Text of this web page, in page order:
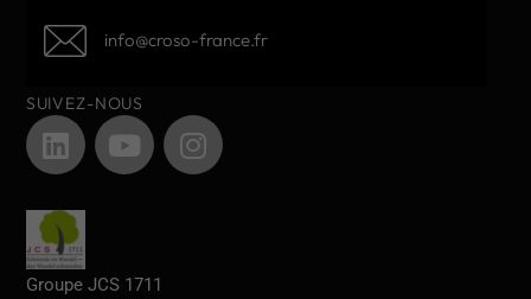
info@croso-france.fr
SUIVEZ-NOUS
Groupe JCS 1711